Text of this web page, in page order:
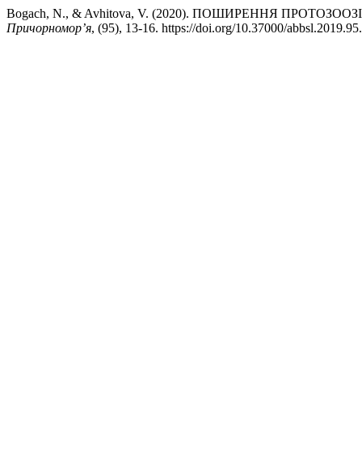
Bogach, N., & Avhitova, V. (2020). ПОШИРЕННЯ
Причорномор’я, (95), 13-16. https://doi.org/10.37000/